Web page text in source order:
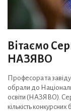
Вітаємо
НАЗЯВО
Професора та
обрали до
освіти (НАЗЯВО).
кількість конкурсних